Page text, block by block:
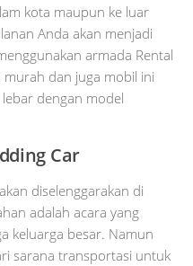
kota maupun ke luar
Anda akan menjadi
armada Rental
murah dan juga mobil ini
dengan model
Car
diselenggarakan di
adalah acara yang
keluarga besar. Namun
sarana transportasi untuk